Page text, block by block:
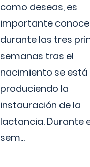
como deseas, es
importante
durante las tres
semanas tras el
nacimiento se está
produciendo la
instauración de la
lactancia. Durante
sem...